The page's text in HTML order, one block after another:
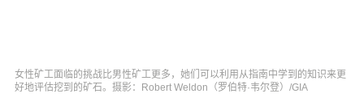
女性矿工面临的挑战比男性矿工更多，她们可以利用从指南中学到的知识来更
好地评估挖到的矿石。摄影：Robert Weldon（罗伯特·韦尔登）/GIA